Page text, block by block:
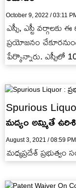
October 9, 2022 / 03:11
ఎస్సీ, ఎస్టీ వర్గాలకు
ప్రయోజనం
పేర్కొన్నారు. ఎస్సీలో
Spurious
మద్యం అమ్మితే
August 3, 2021 / 08:59
మధ్యప్రదేశ్ ప్రభుత్వం